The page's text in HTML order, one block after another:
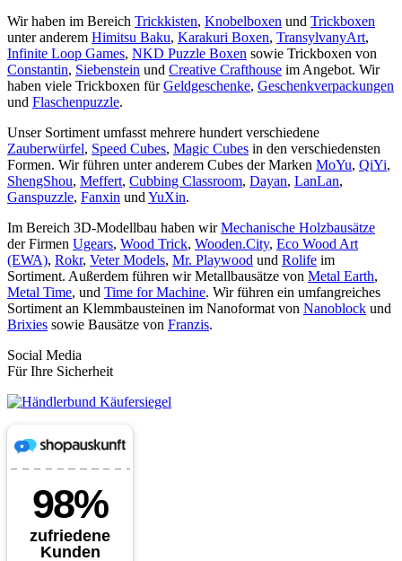
Wir haben im Bereich Trickkisten, Knobelboxen und Trickboxen
unter anderem Himitsu Baku, Karakuri Boxen, TransylvanyArt,
Infinite Loop Games, NKD Puzzle Boxen sowie Trickboxen von
Constantin, Siebenstein und Creative Crafthouse im Angebot. Wir
haben viele Trickboxen fürGeldgeschenke, Geschenkverpackungen
und Flaschenpuzzle.
Unser Sortiment umfasst mehrere hundert verschiedene
Zauberwürfel, Speed Cubes, Magic Cubes in den verschiedensten
Formen. Wir führen unter anderem Cubes der Marken MoYu, QiYi,
ShengShou, Meffert, Cubbing Classroom, Dayan, LanLan,
Ganspuzzle, Fanxin und YuXin.
Im Bereich 3D-Modellbau haben wirMechanische Holzbausätze
der Firmen Ugears, Wood Trick, Wooden.City, Eco Wood Art
(EWA), Rokr, Veter Models, Mr. Playwood und Rolife im
Sortiment. Außerdem führen wir Metallbausätze von Metal Earth,
Metal Time, und Time for Machine. Wir führen ein umfangreiches
Sortiment an Klemmbausteinen im Nanoformat von Nanoblock und
Brixies sowie Bausätze von Franzis.
Social Media
Für Ihre Sicherheit